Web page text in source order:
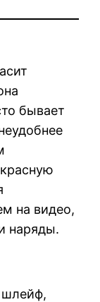
бывает
на видео,
наряды.
шлейф,